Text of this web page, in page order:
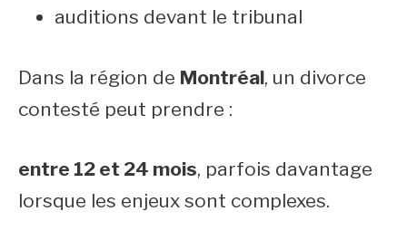
auditions devant le tribunal
Dans la région de Montréal, un divorce
contesté peut prendre :
entre 12 et 24 mois, parfois davantage
lorsque les enjeux sont complexes.